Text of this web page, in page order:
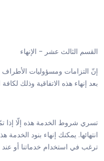
القسم الثالث عشر - الإنهاء
إنّ التزامات ومسؤوليات الأطراف
بعد إنهاء هذه الاتفاقية وذلك
تسري شروط الخدمة هذه إلّا إذا
انتهائها. يمكنك إنهاء بنود
ترغب في استخدام خدماتنا أو